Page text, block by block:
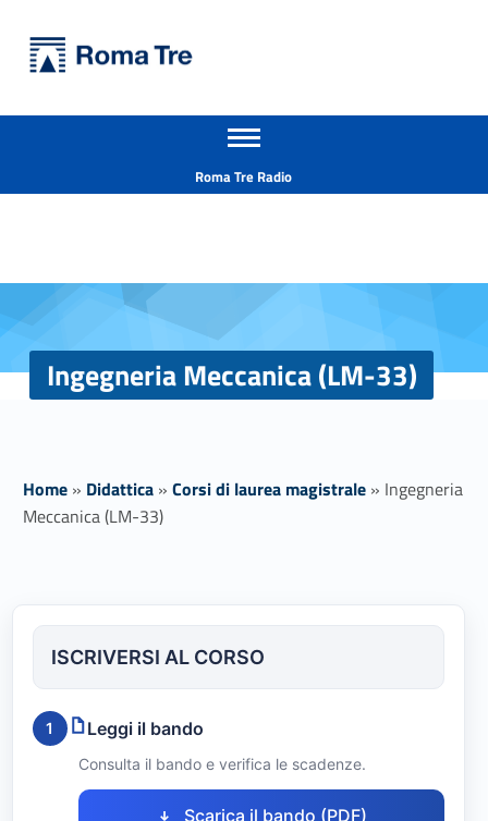
Ingegneria Meccanica (LM-33) - Università Roma Tre
Apri il menu secondario
Roma Tre Radio
Ingegneria Meccanica (LM-33)
Home » Didattica » Corsi di laurea magistrale » Ingegneria
Meccanica (LM-33)
ISCRIVERSI AL CORSO
1 Leggi il bando
Consulta il bando e verifica le scadenze.
Scarica il bando (PDF)